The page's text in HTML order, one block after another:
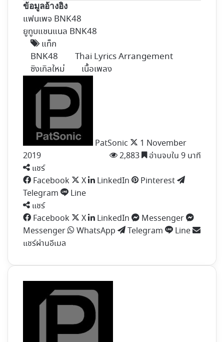
ข้อมูลอ้างอิง
แฟนเพจ BNK48
ยูทูบแชนแนล BNK48
แท็ก
BNK48
Thai Lyrics Arrangement
ซิงเกิลใหม่
เนื้อเพลง
PatSonic
1 November
2019
2,883
อ่านจบใน 9 นาที
แชร์
Facebook
X LinkedIn
Pinterest
Telegram
Line
แชร์
Facebook
X LinkedIn
Messenger
Messenger
WhatsApp Telegram
Line
แชร์ผ่านอีเมล